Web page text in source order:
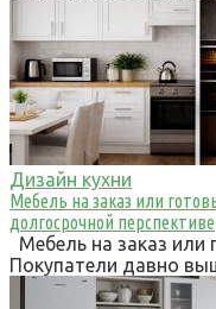
Дизайн кухни
Мебель на заказ или
долгосрочной перспективе
Мебель на заказ
Покупатели давно